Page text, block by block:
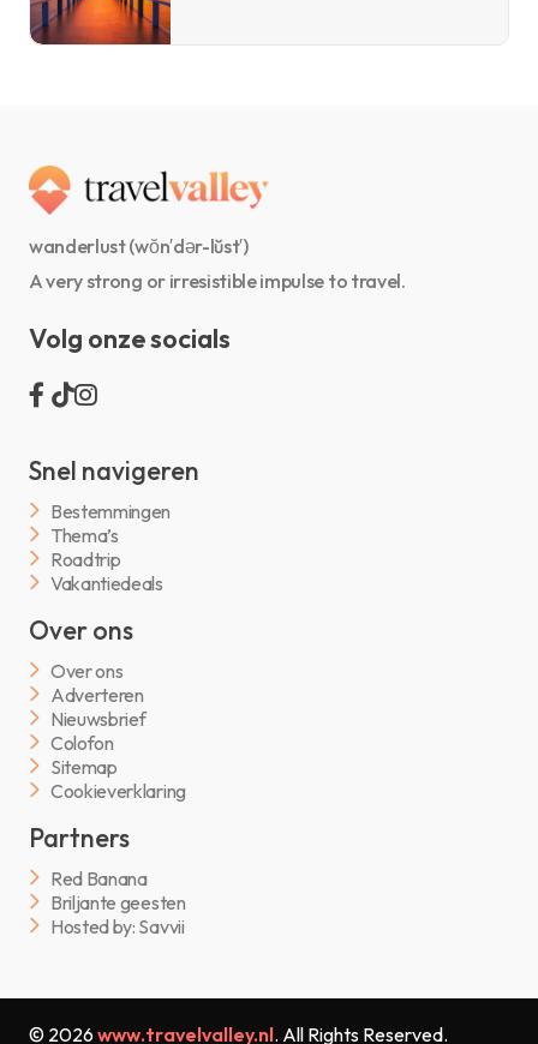
wanderlust (wŏn′dər-lŭst′)
A very strong or irresistible impulse to travel.
Volg onze socials
Snel navigeren
Bestemmingen
Thema’s
Roadtrip
Vakantiedeals
Over ons
Over ons
Adverteren
Nieuwsbrief
Colofon
Sitemap
Cookieverklaring
Partners
Red Banana
Briljante geesten
Hosted by: Savvii
© 2026 www.travelvalley.nl. All Rights Reserved.